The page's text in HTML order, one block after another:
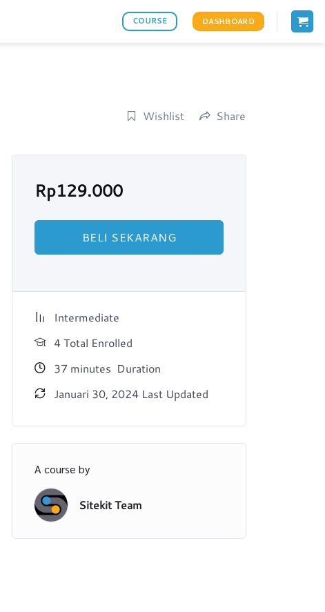
COURSE DASHBOARD
Wishlist Share
Rp129.000
BELI SEKARANG
Intermediate
4 Total Enrolled
37 minutes Duration
Januari 30, 2024 Last Updated
A course by
Sitekit Team